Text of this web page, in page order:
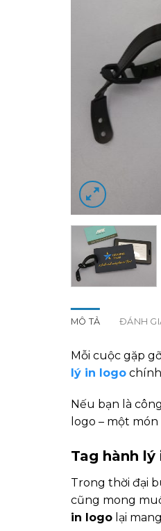
MÔ TẢ ĐÁNH
Mỗi cuộc gặp
lý in logo
Nếu bạn là
logo – một
Tag hành
Trong thời đại
cũng mong
in logo lại